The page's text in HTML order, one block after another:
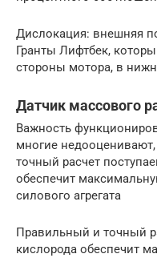
Дислокация: внешняя
Гранты Лифтбек,
стороны мотора, в
Датчик массового
Важность
многие
точный расчет
обеспечит
силового агрегата
Правильный и точный
кислорода обеспечит